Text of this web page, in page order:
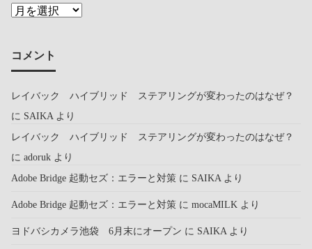
コメント
レイバック ハイブリッド ステアリングが変わったのはなぜ？
に SAIKA より
レイバック ハイブリッド ステアリングが変わったのはなぜ？
に adoruk より
Adobe Bridge 起動セズ：エラーと対策 に SAIKA より
Adobe Bridge 起動セズ：エラーと対策 に mocaMILK より
ヨドバシカメラ池袋 6月末にオープン に SAIKA より